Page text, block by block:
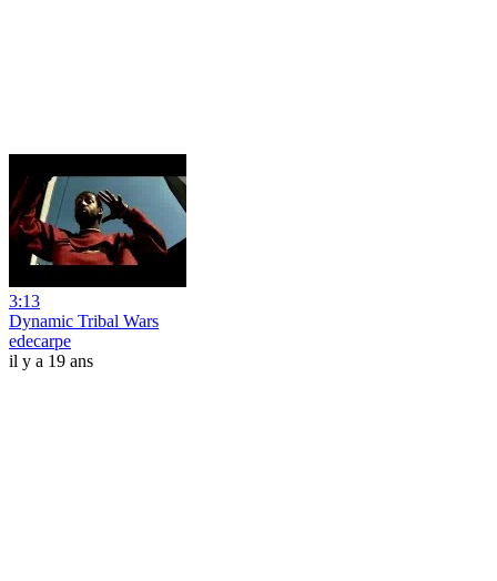
3:13
Dynamic Tribal Wars
edecarpe
il y a 19 ans